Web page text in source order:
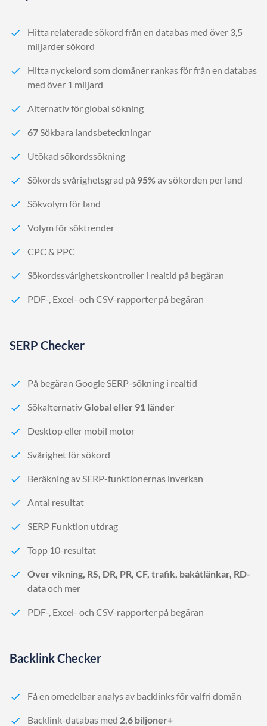
Hitta relaterade sökord från en databas med över 3,5
miljarder sökord
Hitta nyckelord som domäner rankas för från en databas
med över 1 miljard
Alternativ för global sökning
67Sökbara landsbeteckningar
Utökad sökordssökning
Sökords svårighetsgrad på 95%av sökorden per land
Sökvolym för land
Volym för söktrender
CPC & PPC
Sökordssvårighetskontroller i realtid på begäran
PDF-, Excel- och CSV-rapporter på begäran
SERP Checker
På begäran Google SERP-sökning i realtid
SökalternativGlobal eller 91 länder
Desktop eller mobil motor
Svårighet för sökord
Beräkning av SERP-funktionernas inverkan
Antal resultat
SERP Funktion utdrag
Topp 10-resultat
Över vikning, RS, DR, PR, CF, trafik, bakåtlänkar, RD-
dataoch mer
PDF-, Excel- och CSV-rapporter på begäran
Backlink Checker
Få en omedelbar analys av backlinks för valfri domän
Backlink-databas med 2,6 biljoner+